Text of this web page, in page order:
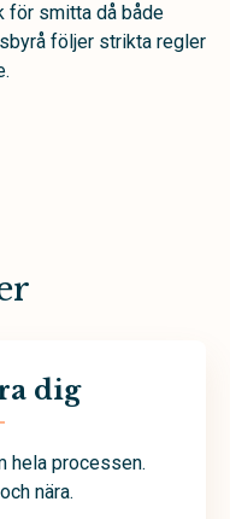
för smitta då både
följer strikta regler
dig
hela processen.
nära.